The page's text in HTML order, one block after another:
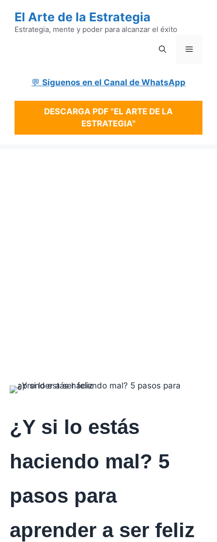
contenido
El Arte de la Estrategia
Estrategia, mente y poder para alcanzar el éxito
Menú
💬 Síguenos en el Canal de WhatsApp
DESCARGA PDF "EL ARTE DE LA
ESTRATEGIA"
¿Y si lo estás
haciendo mal? 5
pasos para
aprender a ser feliz